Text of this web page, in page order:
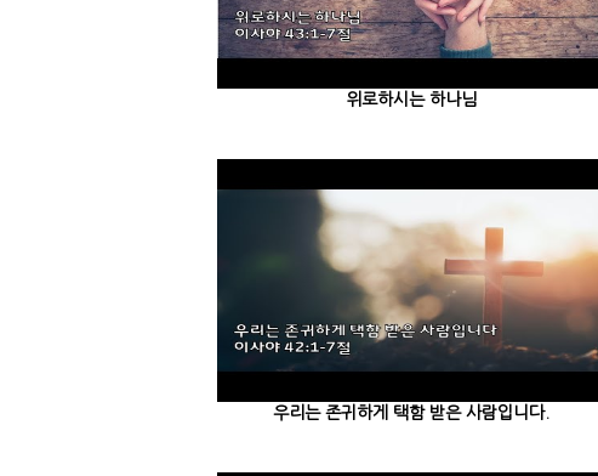
위로하시는 하나님
우리는 존귀하게 택함 받은 사람입니다.